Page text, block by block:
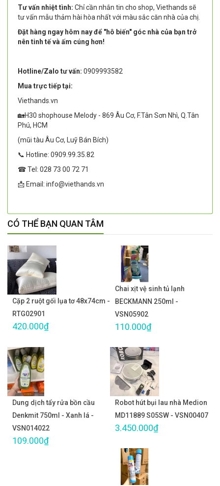
Tư vấn nhiệt tình: Chỉ cần nhắn tin cho shop, Viethands sẽ
tư vấn mẫu thảm hài hòa nhất với màu sắc căn nhà của chị.
Đặt hàng ngay hôm nay để "hô biến" góc nhà của bạn trở
nên tinh tế và ấm cúng hơn!
Hotline/Zalo tư vấn: 0909993582
Mua trực tiếp tại:
Viethands.vn
🏡H30 shophouse Melody - 869 Âu Cơ, F.Tân Sơn Nhì, Q.Tân
Phú, HCM
(mũi tàu Âu Cơ, Luỹ Bán Bích)
📞 Hotline: 0909.99.35.82
☎ Tel: 028 73 00 72 71
📩 Email: info@viethands.vn
CÓ THỂ BẠN QUAN TÂM
Cặp 2 ruột gối lụa tơ 48x74cm -
RTG02901
420.000₫
Chai xịt vệ sinh tủ lạnh
BECKMANN 250ml -
VSN05902
110.000₫
Dung dịch tẩy rửa bồn cầu
Denkmit 750ml - Xanh lá -
VSN014022
109.000₫
Robot hút bụi lau nhà Medion
MD11889 S05SW - VSN00407
3.450.000₫